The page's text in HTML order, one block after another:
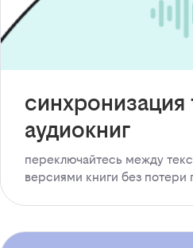
синхронизация
аудиокниг
переключайтесь между
версиями книги без потери